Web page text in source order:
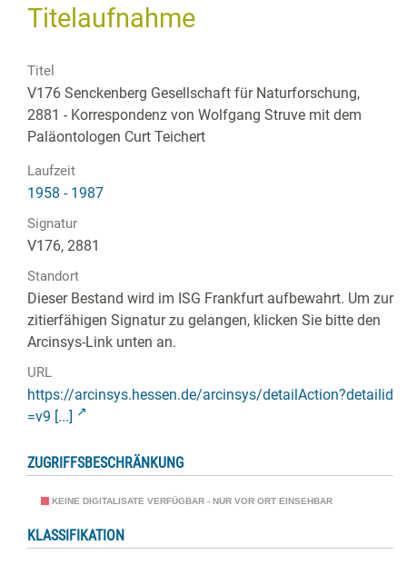
Titelaufnahme
Titel
V176 Senckenberg Gesellschaft für Naturforschung,
2881 - Korrespondenz von Wolfgang Struve mit dem
Paläontologen Curt Teichert
Laufzeit
1958 - 1987
Signatur
V176, 2881
Standort
Dieser Bestand wird im ISG Frankfurt aufbewahrt. Um zur
zitierfähigen Signatur zu gelangen, klicken Sie bitte den
Arcinsys-Link unten an.
URL
https://arcinsys.hessen.de/arcinsys/detailAction?detailid
=v9 [...]
ZUGRIFFSBESCHRÄNKUNG
KEINE DIGITALISATE VERFÜGBAR - NUR VOR ORT EINSEHBAR
KLASSIFIKATION